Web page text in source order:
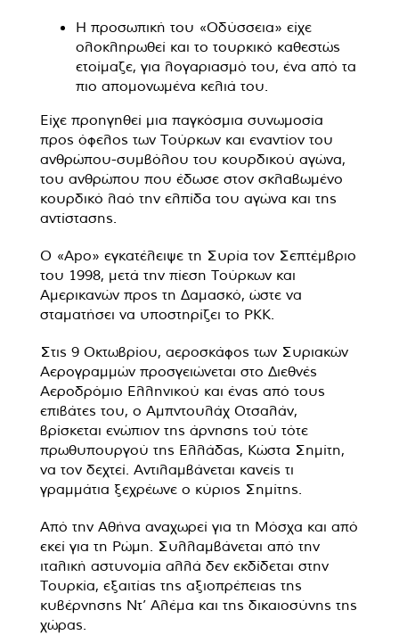
Η προσωπική του «Οδύσσεια» είχε
ολοκληρωθεί και το τουρκικό καθεστώς
ετοίμαζε, για λογαριασμό του, ένα από τα
πιο απομονωμένα κελιά του.
Είχε προηγηθεί μια παγκόσμια συνωμοσία
προς όφελος των Τούρκων και εναντίον του
ανθρώπου-συμβόλου του κουρδικού αγώνα,
του ανθρώπου που έδωσε στον σκλαβωμένο
κουρδικό λαό την ελπίδα του αγώνα και της
αντίστασης.
Ο «Apo» εγκατέλειψε τη Συρία τον Σεπτέμβριο
του 1998, μετά την πίεση Τούρκων και
Αμερικανών προς τη Δαμασκό, ώστε να
σταματήσει να υποστηρίζει το PKK.
Στις 9 Οκτωβρίου, αεροσκάφος των Συριακών
Αερογραμμών προσγειώνεται στο Διεθνές
Αεροδρόμιο Ελληνικού και ένας από τους
επιβάτες του, ο Αμπντουλάχ Οτσαλάν,
βρίσκεται ενώπιον της άρνησης τού τότε
πρωθυπουργού της Ελλάδας, Κώστα Σημίτη,
να τον δεχτεί. Αντιλαμβάνεται κανείς τι
γραμμάτια ξεχρέωνε ο κύριος Σημίτης.
Από την Αθήνα αναχωρεί για τη Μόσχα και από
εκεί για τη Ρώμη. Συλλαμβάνεται από την
ιταλική αστυνομία αλλά δεν εκδίδεται στην
Τουρκία, εξαιτίας της αξιοπρέπειας της
κυβέρνησης Ντ’ Αλέμα και της δικαιοσύνης της
χώρας.